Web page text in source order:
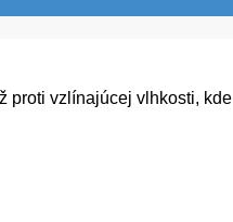
proti vzlínajúcej vlhkosti, kde